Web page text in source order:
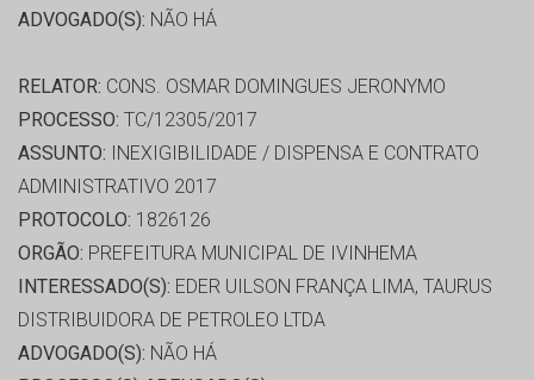
ADVOGADO(S): NÃO HÁ
RELATOR: CONS. OSMAR DOMINGUES JERONYMO
PROCESSO: TC/12305/2017
ASSUNTO: INEXIGIBILIDADE / DISPENSA E CONTRATO
ADMINISTRATIVO 2017
PROTOCOLO: 1826126
ORGÃO: PREFEITURA MUNICIPAL DE IVINHEMA
INTERESSADO(S): EDER UILSON FRANÇA LIMA, TAURUS
DISTRIBUIDORA DE PETROLEO LTDA
ADVOGADO(S): NÃO HÁ